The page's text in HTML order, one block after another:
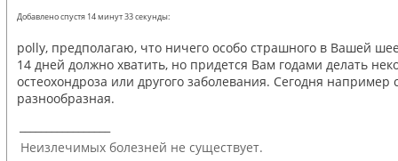
Добавлено спустя 14 минут 33 секунды:
polly, предполагаю, что ничего особо страшного в Вашей
14 дней должно хватить, но придется Вам годами делать
остеохондроза или другого заболевания. Сегодня
разнообразная.
Неизлечимых болезней не существует.